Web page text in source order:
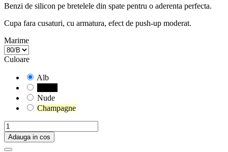
Benzi de silicon pe bretelele din spate pentru o aderenta perfecta.
Cupa fara cusaturi, cu armatura, efect de push-up moderat.
Marime
Culoare
Alb
Nude
Champagne
Adauga in cos